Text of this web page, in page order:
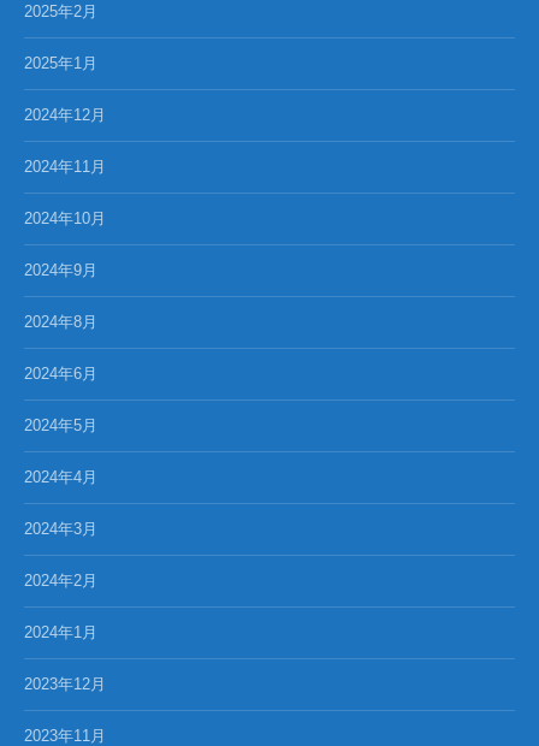
2025年2月
2025年1月
2024年12月
2024年11月
2024年10月
2024年9月
2024年8月
2024年6月
2024年5月
2024年4月
2024年3月
2024年2月
2024年1月
2023年12月
2023年11月